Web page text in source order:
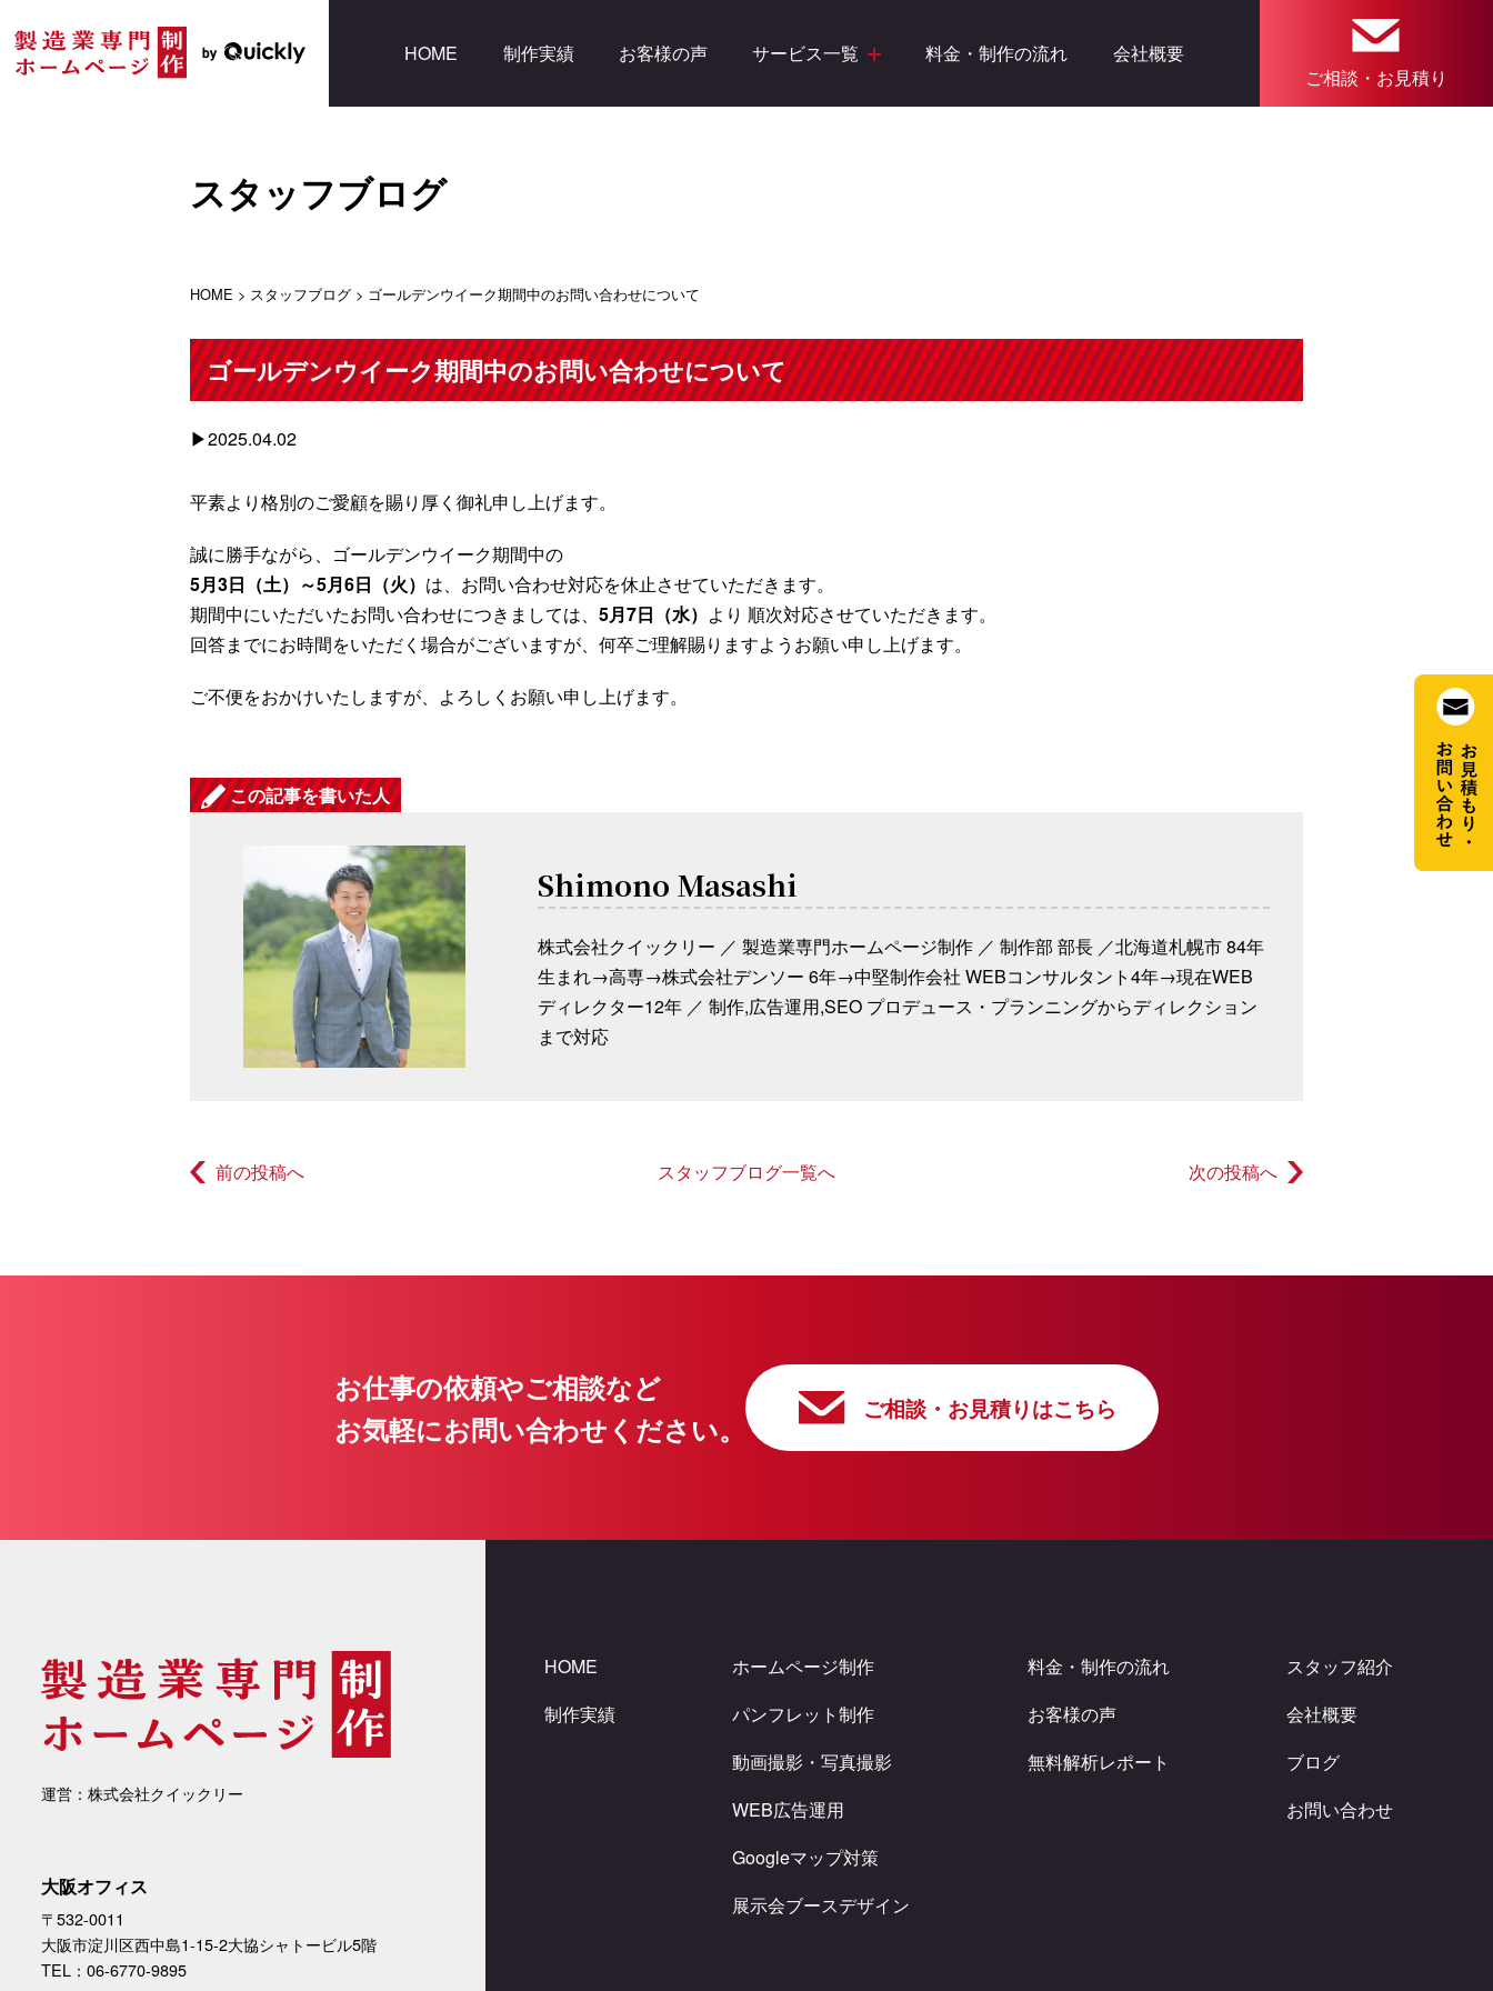
HOME 制作実績 お客様の声 サービス一覧 料金・制作の流れ
会社概要
ご相談・お見積り
スタッフブログ
HOME > スタッフブログ > ゴールデンウイーク期間中のお問い合わせについて
ゴールデンウイーク期間中のお問い合わせについて
2025.04.02
平素より格別のご愛顧を賜り厚く御礼申し上げます。
誠に勝手ながら、ゴールデンウイーク期間中の
5月3日（土）～5月6日（火） は、お問い合わせ対応を休止させていただきます。
期間中にいただいたお問い合わせにつきましては、 5月7日（水） より 順次対応させていただきます。
回答までにお時間をいただく場合がございますが、何卒ご理解賜りますようお願い申し上げます。
ご不便をおかけいたしますが、よろしくお願い申し上げます。
この記事を書いた人
Shimono Masashi
株式会社クイックリー ／ 製造業専門ホームページ制作 ／ 制作部 部長 ／北海道札幌市 84年
生まれ→高専→株式会社デンソー 6年→中堅制作会社 WEBコンサルタント4年→現在WEB
ディレクター12年 ／ 制作,広告運用,SEO プロデュース・プランニングからディレクション
まで対応
前の投稿へ スタッフブログ一覧へ 次の投稿へ
お仕事の依頼やご相談など
お気軽にお問い合わせください。
ご相談・お見積りはこちら
運営：株式会社クイックリー
大阪オフィス
〒532-0011
大阪市淀川区西中島1-15-2大協シャトービル5階
TEL：06-6770-9895
HOME
制作実績
ホームページ制作
パンフレット制作
動画撮影・写真撮影
WEB広告運用
Googleマップ対策
展示会ブースデザイン
料金・制作の流れ
お客様の声
無料解析レポート
スタッフ紹介
会社概要
ブログ
お問い合わせ